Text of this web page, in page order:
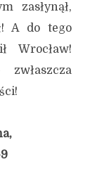
zasłynął,
A do tego
Wrocław!